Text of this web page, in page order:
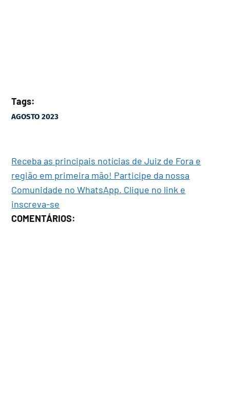
Tags:
AGOSTO 2023
Receba as principais notícias de Juiz de Fora e
região em primeira mão! Participe da nossa
Comunidade no WhatsApp. Clique no link e
inscreva-se
COMENTÁRIOS: